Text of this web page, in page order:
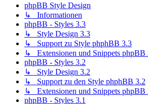
phpBB Style Design
↳ Informationen
phpBB - Styles 3.3
↳ Style Design 3.3
↳ Support zu Style phphBB 3.3
↳ Extensionen und Snippets phpBB
phpBB - Styles 3.2
↳ Style Design 3.2
↳ Support zu den Style phphBB 3.2
↳ Extensionen und Snippets phpBB
phpBB - Styles 3.1